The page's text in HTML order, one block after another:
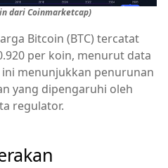
dari Coinmarketcap)
Bitcoin (BTC) tercatat
per koin, menurut data
menunjukkan penurunan
yang dipengaruhi oleh
regulator.